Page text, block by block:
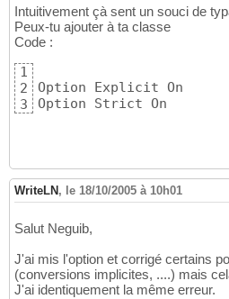
Intuitivement çà sent un souci de
Peux-tu ajouter à ta classe
Code :
1
2
3
Option Explicit On
Option Strict On
WriteLN , le 18/10/2005 à 10h01
Salut Neguib,
J'ai mis l'option et corrigé certains
(conversions implicites, ....) mais
J'ai identiquement la même erreur.